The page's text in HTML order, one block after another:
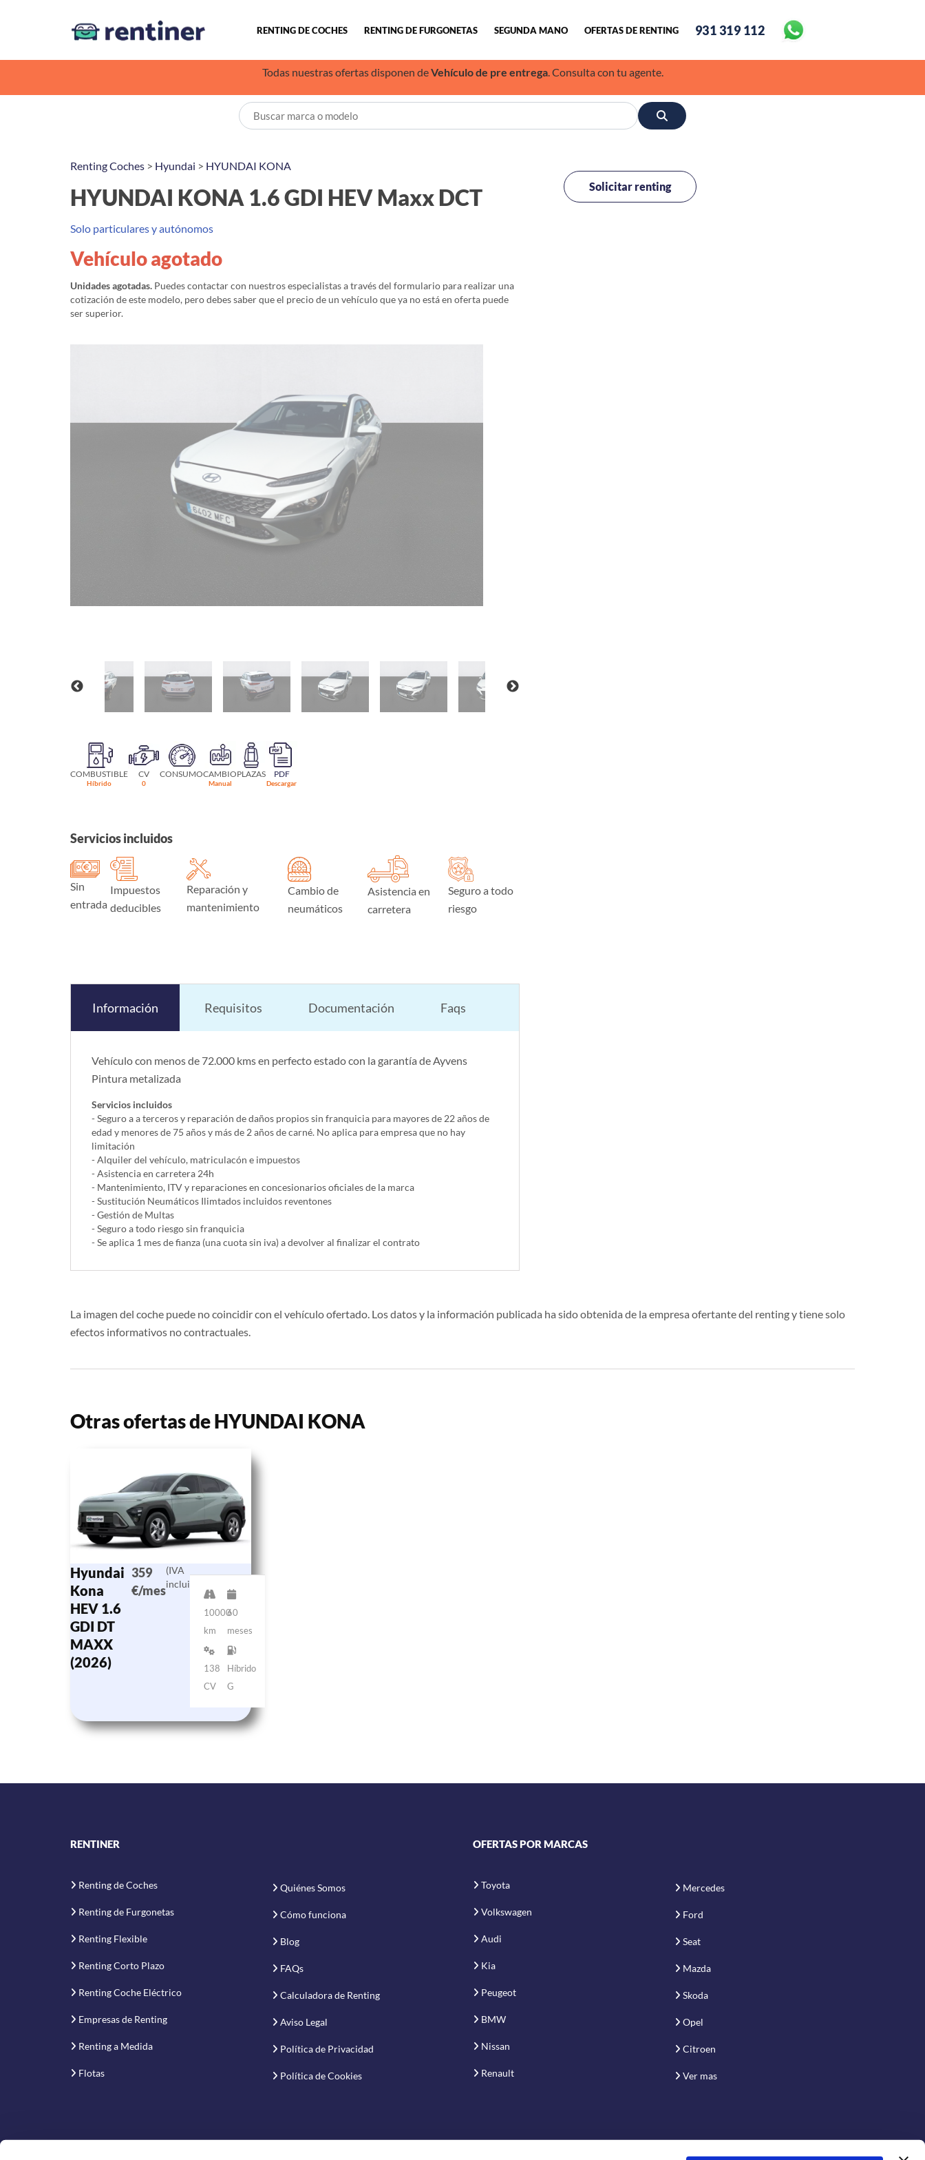
RENTING DE COCHES RENTING DE FURGONETAS SEGUNDA MANO OFERTAS DE RENTING 931 319 112
Todas nuestras ofertas disponen deVehículo de pre entrega. Consulta con tu agente.
Renting Coches > Hyundai > HYUNDAI KONA
HYUNDAI KONA 1.6 GDI HEV Maxx DCT
Solo particulares y autónomos
Vehículo agotado
Unidades agotadas. Puedes contactar con nuestros especialistas a través del formulario para realizar una
cotización de este modelo, pero debes saber que el precio de un vehículo que ya no está en oferta puede
ser superior.
COMBUSTIBLE
Híbrido
CV
0
CONSUMOCAMBIO
Manual
PLAZAS PDF
Descargar
Servicios incluidos
Sin
entrada
Impuestos
deducibles
Reparación y
mantenimiento
Cambio de
neumáticos
Asistencia en
carretera
Seguro a todo
riesgo
Información Requisitos Documentación Faqs
Vehículo con menos de 72.000 kms en perfecto estado con la garantía de Ayvens
Pintura metalizada
Servicios incluidos
- Seguro a a terceros y reparación de daños propios sin franquicia para mayores de 22 años de
edad y menores de 75 años y más de 2 años de carné. No aplica para empresa que no hay
limitación
- Alquiler del vehí­culo, matriculacón e impuestos
- Asistencia en carretera 24h
- Mantenimiento, ITV y reparaciones en concesionarios oficiales de la marca
- Sustitución Neumáticos Ilimtados incluidos reventones
- Gestión de Multas
- Seguro a todo riesgo sin franquicia
- Se aplica 1 mes de fianza (una cuota sin iva) a devolver al finalizar el contrato
Solicitar renting
La imagen del coche puede no coincidir con el vehículo ofertado. Los datos y la información publicada ha sido obtenida de la empresa ofertante del renting y tiene solo
efectos informativos no contractuales.
Otras ofertas de HYUNDAI KONA
Hyundai
Kona
HEV 1.6
GDI DT
MAXX
(2026)
359
€/mes
(IVA
incluido)
10000
km
60
meses
138
CV
Híbrido
G
RENTINER
Renting de Coches
Renting de Furgonetas
Renting Flexible
Renting Corto Plazo
Renting Coche Eléctrico
Empresas de Renting
Renting a Medida
Flotas
Quiénes Somos
Cómo funciona
Blog
FAQs
Calculadora de Renting
Aviso Legal
Política de Privacidad
Política de Cookies
OFERTAS POR MARCAS
Toyota
Volkswagen
Audi
Kia
Peugeot
BMW
Nissan
Renault
Mercedes
Ford
Seat
Mazda
Skoda
Opel
Citroen
Ver mas